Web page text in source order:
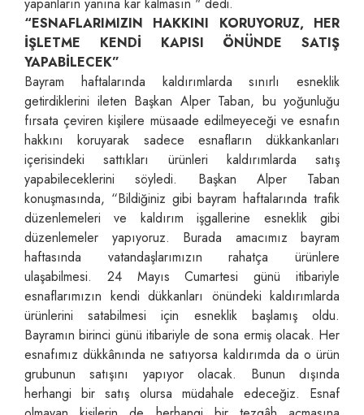
“ESNAFLARIMIZIN HAKKINI KORUYORUZ, HER
İŞLETME KENDİ KAPISI ÖNÜNDE SATIŞ
YAPABİLECEK”
Bayram haftalarında kaldırımlarda sınırlı esneklik
getirdiklerini ileten Başkan Alper Taban, bu yoğunluğu
fırsata çeviren kişilere müsaade edilmeyeceği ve esnafın
hakkını koruyarak sadece esnafların dükkankanları
içerisindeki sattıkları ürünleri kaldırımlarda satış
yapabileceklerini söyledi. Başkan Alper Taban
konuşmasında, “Bildiğiniz gibi bayram haftalarında trafik
düzenlemeleri ve kaldırım işgallerine esneklik gibi
düzenlemeler yapıyoruz. Burada amacımız bayram
haftasında vatandaşlarımızın rahatça ürünlere
ulaşabilmesi. 24 Mayıs Cumartesi günü itibariyle
esnaflarımızın kendi dükkanları önündeki kaldırımlarda
ürünlerini satabilmesi için esneklik başlamış oldu.
Bayramın birinci günü itibariyle de sona ermiş olacak. Her
esnafımız dükkânında ne satıyorsa kaldırımda da o ürün
grubunun satışını yapıyor olacak. Bunun dışında
herhangi bir satış olursa müdahale edeceğiz. Esnaf